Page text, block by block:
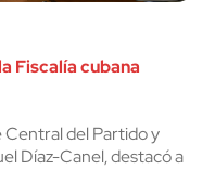
Fiscalía cubana
del Partido y
Díaz-Canel, destacó a